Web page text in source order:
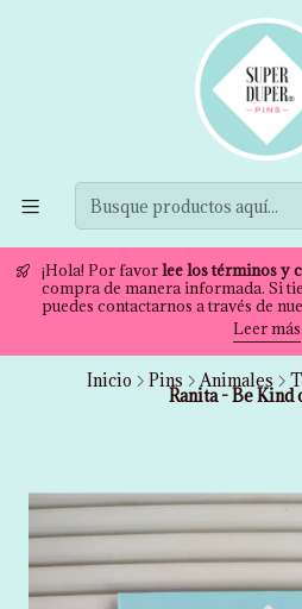
¡Hola! Por favorlee los términos y
compra de manera informada. Si
puedes contactarnos a través de
Leer más
Inicio Pins Animales
Ranita - Be Kind